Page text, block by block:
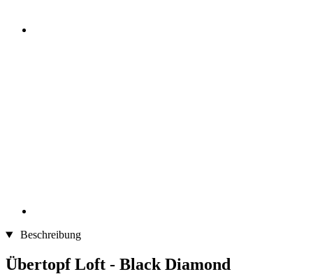
Beschreibung
Übertopf Loft - Black Diamond